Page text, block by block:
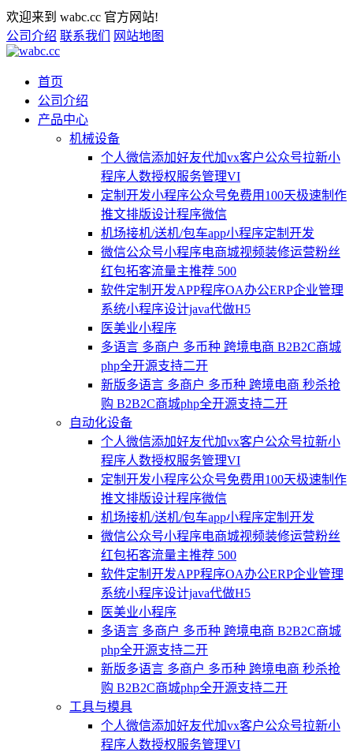
欢迎来到 wabc.cc 官方网站!
公司介绍 联系我们 网站地图
首页
公司介绍
产品中心
机械设备
个人微信添加好友代加vx客户公众号拉新小
程序人数授权服务管理VI
定制开发小程序公众号免费用100天极速制作
推文排版设计程序微信
机场接机/送机/包车app小程序定制开发
微信公众号小程序电商城视频装修运营粉丝
红包拓客流量主推荐 500
软件定制开发APP程序OA办公ERP企业管理
系统小程序设计java代做H5
医美业小程序
多语言 多商户 多币种 跨境电商 B2B2C商城
php全开源支持二开
新版多语言 多商户 多币种 跨境电商 秒杀抢
购 B2B2C商城php全开源支持二开
自动化设备
个人微信添加好友代加vx客户公众号拉新小
程序人数授权服务管理VI
定制开发小程序公众号免费用100天极速制作
推文排版设计程序微信
机场接机/送机/包车app小程序定制开发
微信公众号小程序电商城视频装修运营粉丝
红包拓客流量主推荐 500
软件定制开发APP程序OA办公ERP企业管理
系统小程序设计java代做H5
医美业小程序
多语言 多商户 多币种 跨境电商 B2B2C商城
php全开源支持二开
新版多语言 多商户 多币种 跨境电商 秒杀抢
购 B2B2C商城php全开源支持二开
工具与模具
个人微信添加好友代加vx客户公众号拉新小
程序人数授权服务管理VI